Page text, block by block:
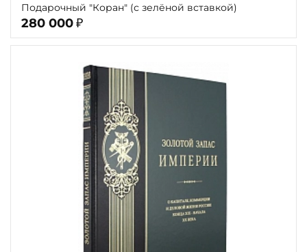
Подарочный "Коран" (с зелёной вставкой)
280 000 ₽